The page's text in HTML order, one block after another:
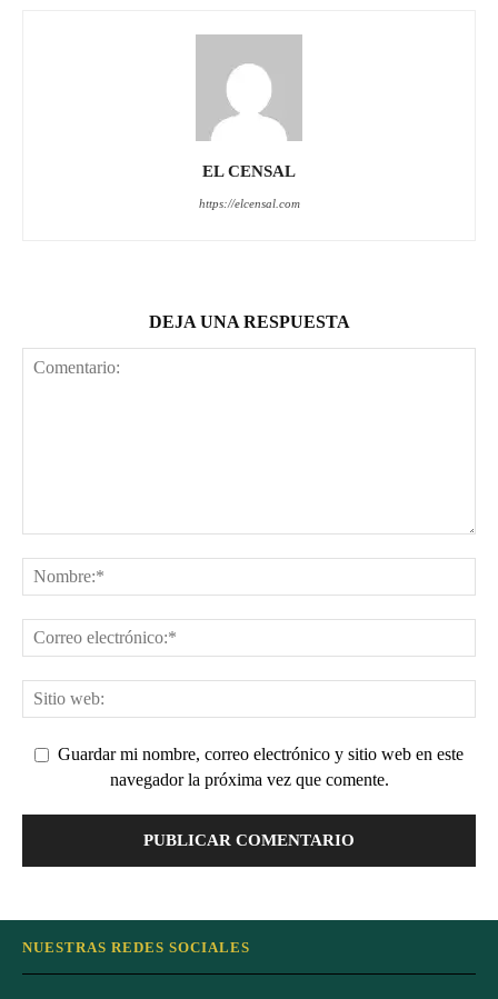
EL CENSAL
https://elcensal.com
DEJA UNA RESPUESTA
Guardar mi nombre, correo electrónico y sitio web en este
navegador la próxima vez que comente.
NUESTRAS REDES SOCIALES